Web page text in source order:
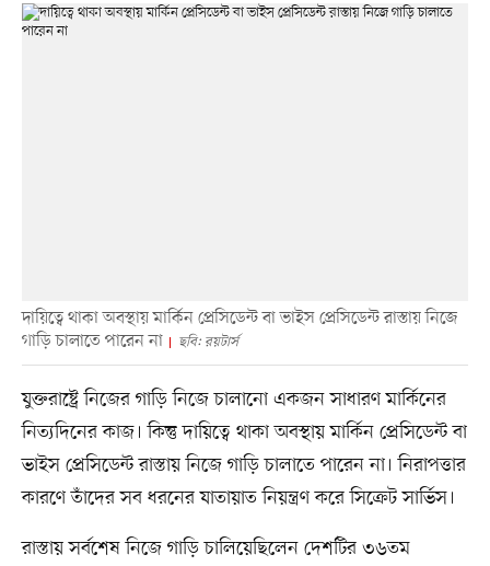
দায়িত্বে থাকা অবস্থায় মার্কিন প্রেসিডেন্ট বা ভাইস প্রেসিডেন্ট রাস্তায় নিজে
গাড়ি চালাতে পারেন না
ছবি: রয়টার্স
যুক্তরাষ্ট্রে নিজের গাড়ি নিজে চালানো একজন সাধারণ মার্কিনের
নিত্যদিনের কাজ। কিন্তু দায়িত্বে থাকা অবস্থায় মার্কিন প্রেসিডেন্ট বা
ভাইস প্রেসিডেন্ট রাস্তায় নিজে গাড়ি চালাতে পারেন না। নিরাপত্তার
কারণে তাঁদের সব ধরনের যাতায়াত নিয়ন্ত্রণ করে সিক্রেট সার্ভিস।
রাস্তায় সর্বশেষ নিজে গাড়ি চালিয়েছিলেন দেশটির ৩৬তম